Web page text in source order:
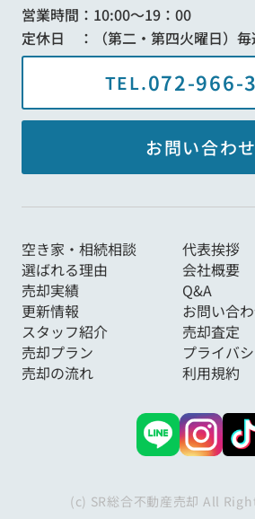
営業時間：10:00～19：00
定休日 ：（第二・第四火曜日）毎
TEL.072-966-
お問い合わせ
空き家・相続相談
代表挨拶
選ばれる理由
会社概要
売却実績
Q&A
更新情報
お問い合
スタッフ紹介
売却査定
売却プラン
プライバ
売却の流れ
利用規約
(c) SR総合不動産売却 All